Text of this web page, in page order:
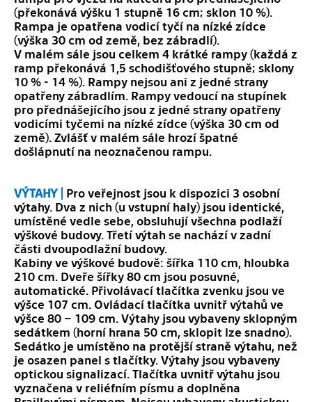
(překonává výšku 1 stupně 16 cm; sklon 10 %).
Rampa je opatřena vodicí tyčí na nízké zídce
(výška 30 cm od země, bez zábradlí).
V malém sále jsou celkem 4 krátké rampy (každá z
ramp překonává 1,5 schodišťového stupně; sklony
10 % - 14 %). Rampy nejsou ani z jedné strany
opatřeny zábradlím. Rampy vedoucí na stupínek
pro přednášejícího jsou z jedné strany opatřeny
vodicími tyčemi na nízké zídce (výška 30 cm od
země). Zvlášť v malém sále hrozí špatné
došlápnutí na neoznačenou rampu.
VÝTAHY | Pro veřejnost jsou k dispozici 3 osobní
výtahy. Dva z nich (u vstupní haly) jsou identické,
umístěné vedle sebe, obsluhují všechna podlaží
výškové budovy. Třetí výtah se nachází v zadní
části dvoupodlažní budovy.
Kabiny ve výškové budově: šířka 110 cm, hloubka
210 cm. Dveře šířky 80 cm jsou posuvné,
automatické. Přivolávací tlačítka zvenku jsou ve
výšce 107 cm. Ovládací tlačítka uvnitř výtahů ve
výšce 80 – 109 cm. Výtahy jsou vybaveny sklopným
sedátkem (horní hrana 50 cm, sklopit lze snadno).
Sedátko je umístěno na protější straně výtahu, než
je osazen panel s tlačítky. Výtahy jsou vybaveny
optickou signalizací. Tlačítka uvnitř výtahu jsou
vyznačena v reliéfním písmu a doplněna